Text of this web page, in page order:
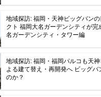
地域探訪: 福岡・天神ビッグバン
クト 福岡大名ガーデンシティが完
名ガーデンシティ・タワー編
地域探訪: 福岡・福岡パルコも天
よる建て替え・再開発へ ビッグバ
のか？